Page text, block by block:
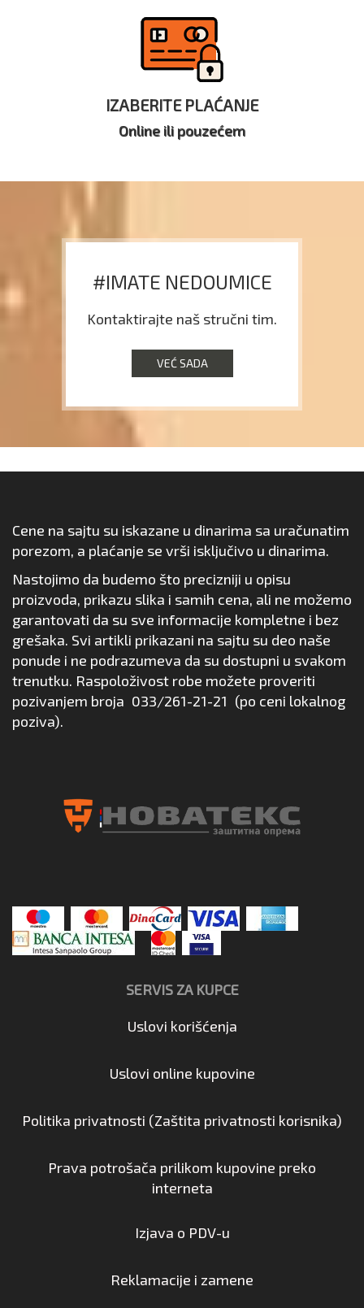
IZABERITE PLAĆANJE
Online ili pouzećem
#IMATE NEDOUMICE
Kontaktirajte naš stručni tim.
VEĆ SADA
Cene na sajtu su iskazane u dinarima sa uračunatim
porezom, a plaćanje se vrši isključivo u dinarima.
Nastojimo da budemo što precizniji u opisu
proizvoda, prikazu slika i samih cena, ali ne možemo
garantovati da su sve informacije kompletne i bez
grešaka. Svi artikli prikazani na sajtu su deo naše
ponude i ne podrazumeva da su dostupni u svakom
trenutku. Raspoloživost robe možete proveriti
pozivanjem broja 033/261-21-21 (po ceni lokalnog
poziva).
SERVIS ZA KUPCE
Uslovi korišćenja
Uslovi online kupovine
Politika privatnosti (Zaštita privatnosti korisnika)
Prava potrošača prilikom kupovine preko
interneta
Izjava o PDV-u
Reklamacije i zamene